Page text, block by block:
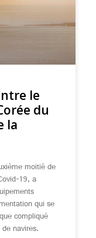
le
du
la
moitié de
19, a
qui se
compliqué
navires.